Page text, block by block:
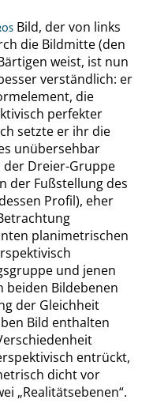
Bild, der von links
die Bildmitte (den
weist, ist nun
verständlich: er
die
perfekter
setzte er ihr die
unübersehbar
der Dreier-Gruppe
der Fußstellung des
Profil), eher
planimetrischen
und jenen
beiden Bildebenen
der Gleichheit
Bild enthalten
entrückt,
dicht vor
„Realitätsebenen“.